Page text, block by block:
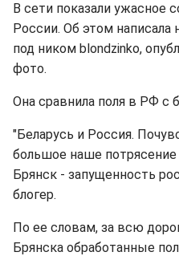
В сети показали ужасное
России. Об этом написала
под ником blondzinko,
фото.
Она сравнила поля в РФ с
"Беларусь и Россия.
большое наше
Брянск - запущенность
блогер.
По ее словам, за всю
Брянска обработанные